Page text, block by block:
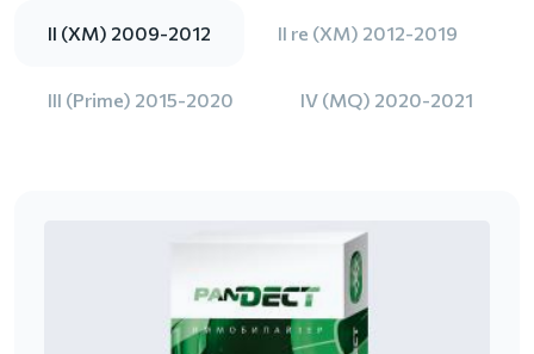
II (XM) 2009-2012 II re (XM) 2012-2019
III (Prime) 2015-2020 IV (MQ) 2020-2021